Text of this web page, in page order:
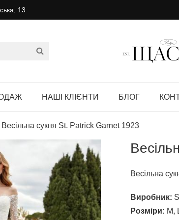
13
НАШІ КЛІЄНТИ БЛОГ
Весільна сукня St. Patrick Garnet 1923
Весільна
Виробник:
Розміри: M,